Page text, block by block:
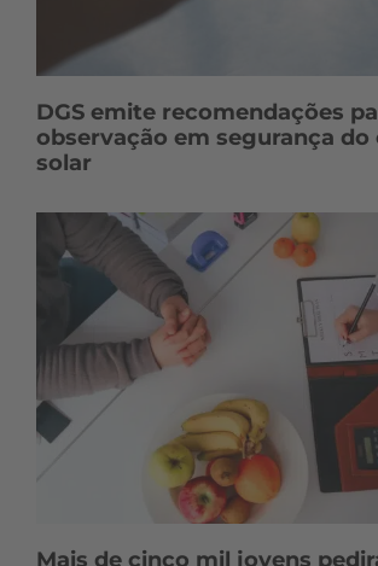
DGS emite recomendações
observação em segurança do
solar
Mais de cinco mil jovens